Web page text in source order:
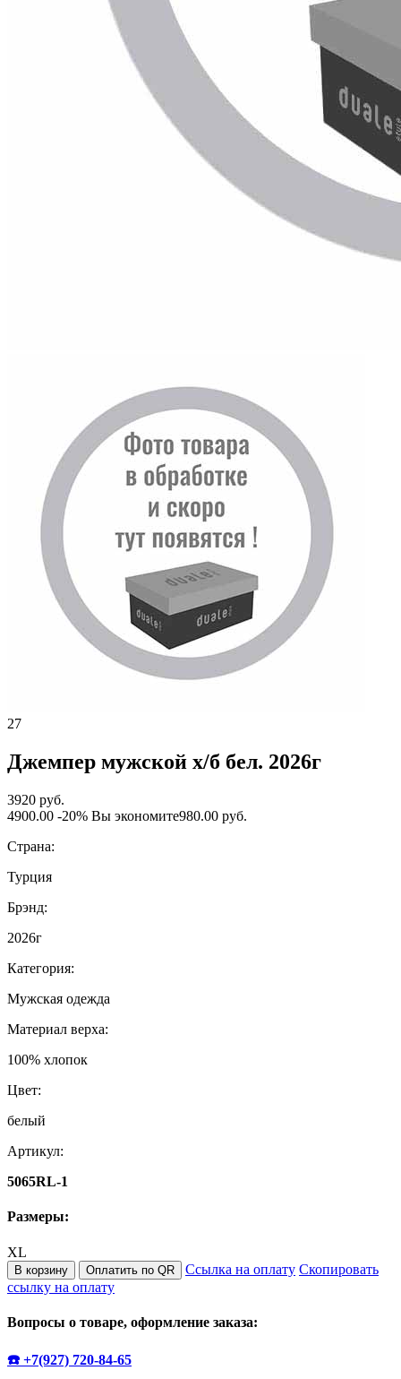
27
Джемпер мужской х/б бел. 2026г
3920 руб.
4900.00 -20% Вы экономите980.00 руб.
Страна:
Турция
Брэнд:
2026г
Категория:
Мужская одежда
Материал верха:
100% хлопок
Цвет:
белый
Артикул:
5065RL-1
Размеры:
XL
В корзину Оплатить по QR Ссылка на оплату Скопировать
ссылку на оплату
Вопросы о товаре, оформление заказа:
☎️ +7(927) 720-84-65